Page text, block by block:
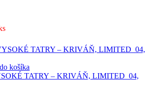
košíka
TATRY – KRIVÁŇ, LIMITED_04,